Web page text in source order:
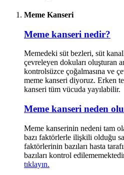
Meme Kanseri
Meme kanseri nedir?
Memedeki süt bezleri, süt
çevreleyen dokuları oluşturan
kontrolsüzce çoğalmasına ve
meme kanseri diyoruz. Erken
kanseri tüm vücuda yayılabilir.
Meme kanseri neden
Meme kanserinin nedeni tam
bazı faktörlerle ilişkili olduğu
faktörlerinin bazıları hasta
bazıları kontrol
tıklayın.